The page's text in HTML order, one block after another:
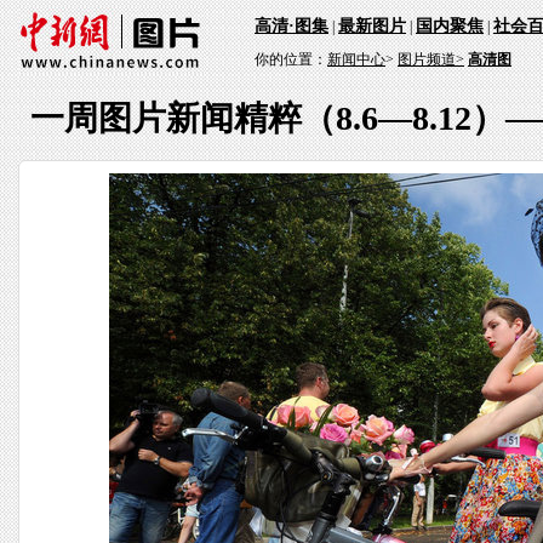
高清·图集|最新图片|国内聚焦|社会
你的位置：新闻中心>图片频道> 高清图
一周图片新闻精粹（8.6—8.12）